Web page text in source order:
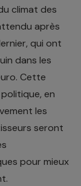
climat des
après
qui ont
dans les
Cette
en
les
seront
pour mieux